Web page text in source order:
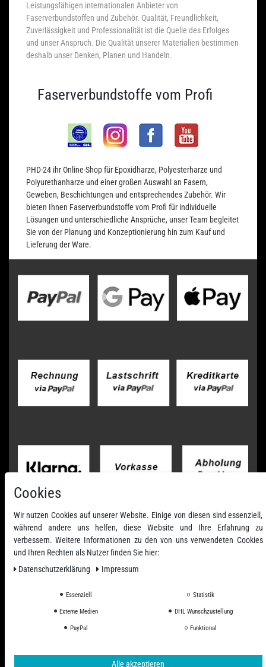
Leistungsfähigen internationalen Anbieter von
Faserverbundstoffen und Zubehör. Qualität, Freundlichkeit,
Zuverlässigkeit und Professionalität ist die Quelle des Erfolges
und unser Anspruch. Die Qualität unserer Materialien bestimmen
deshalb unser Denken, Planen und Handeln.
Faserverbundstoffe vom Profi
PHD-24 ihr Online-Shop für Epoxidharze, Polyesterharze und
Polyurethanharze und einer großen Auswahl an Fasern,
Geweben, Beschichtungen und entsprechendes Zubehör. Wir
bieten Ihnen Faserverbundstoffe vom Profi für individuelle
Lösungen und unterschiedliche Ansprüche, unser Team begleitet
Sie von der Planung und Konzeptionierung hin zum Kauf und
Lieferung der Ware.
Cookies
Wir nutzen Cookies auf unserer Website. Einige von diesen sind essenziell,
während andere uns helfen, diese Website und Ihre Erfahrung zu
verbessern. Weitere Informationen zu den von uns verwendeten Cookies
und Ihren Rechten als Nutzer finden Sie hier:
Daten­schutz­erklärung
Impressum
Essenziell Statistik
Externe Medien DHL Wunschzustellung
PayPal Funktional
Alle akzeptieren